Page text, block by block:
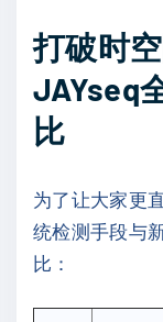
打破时
JAYseq
比
为了让大家更
统检测手段与
比：